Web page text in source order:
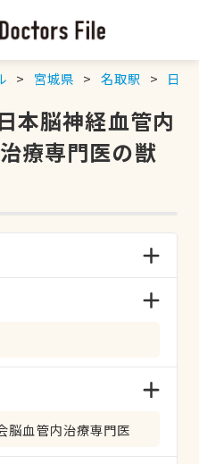
宮城県 名取駅 日
本脳神経血管内
療専門医の獣
脳血管内治療専門医